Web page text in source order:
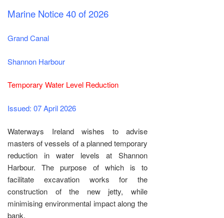
Marine Notice 40 of 2026
Grand Canal
Shannon Harbour
Temporary Water Level Reduction
Issued: 07 April 2026
Waterways Ireland wishes to advise
masters of vessels of a planned temporary
reduction in water levels at Shannon
Harbour. The purpose of which is to
facilitate excavation works for the
construction of the new jetty, while
minimising environmental impact along the
bank.